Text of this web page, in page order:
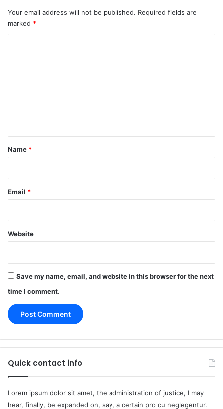
Your email address will not be published. Required fields are
marked *
*
Name *
Email *
Website
Save my name, email, and website in this browser for the next
time I comment.
Quick contact info
Lorem ipsum dolor sit amet, the administration of justice, I may
hear, finally, be expanded on, say, a certain pro cu neglegentur.